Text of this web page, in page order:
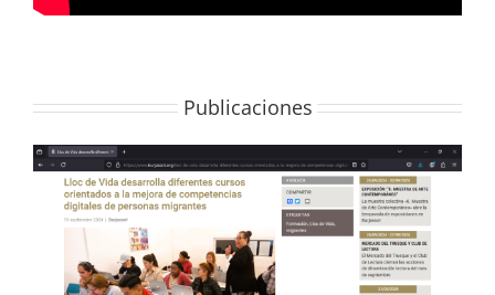
Publicaciones